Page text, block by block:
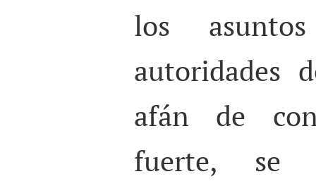
los
autoridades
afán de
fuerte, se